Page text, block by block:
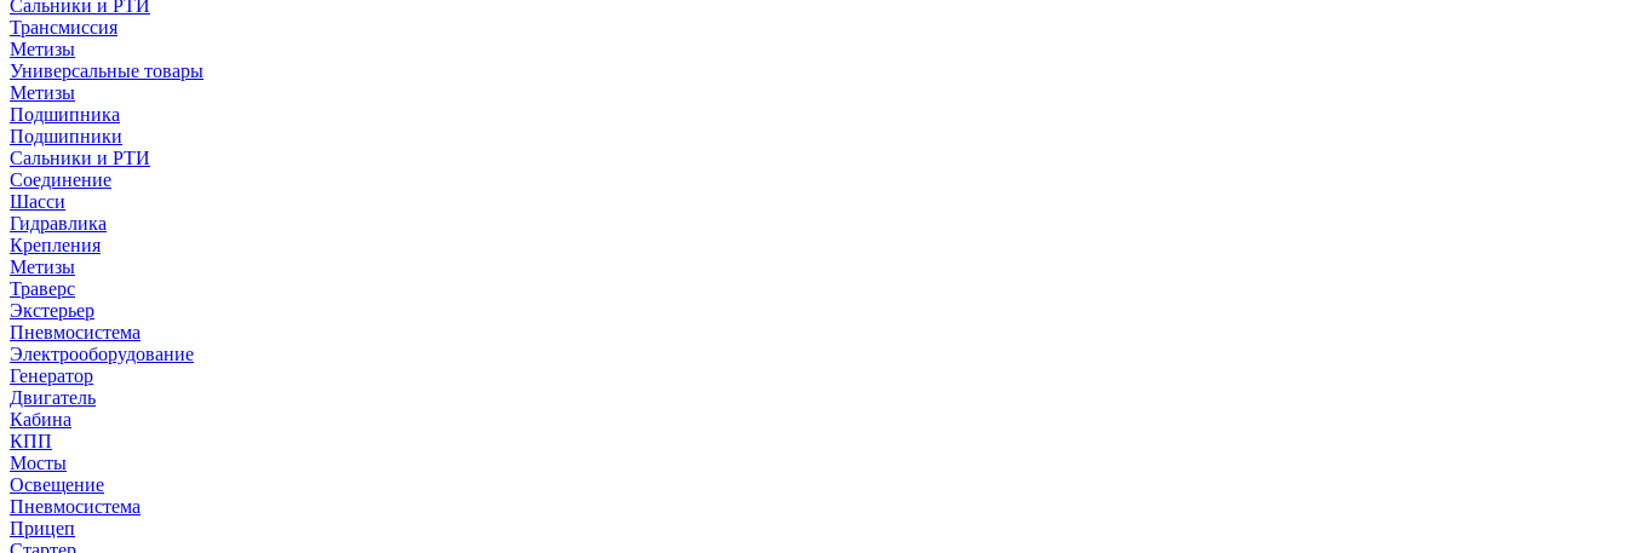
Сальники и РТИ
Трансмиссия
Метизы
Универсальные товары
Метизы
Подшипника
Подшипники
Сальники и РТИ
Соединение
Шасси
Гидравлика
Крепления
Метизы
Траверс
Экстерьер
Пневмосистема
Электрооборудование
Генератор
Двигатель
Кабина
КПП
Мосты
Освещение
Пневмосистема
Прицеп